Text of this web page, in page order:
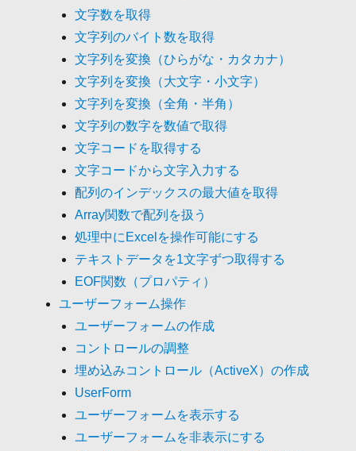
文字数を取得
文字列のバイト数を取得
文字列を変換（ひらがな・カタカナ）
文字列を変換（大文字・小文字）
文字列を変換（全角・半角）
文字列の数字を数値で取得
文字コードを取得する
文字コードから文字入力する
配列のインデックスの最大値を取得
Array関数で配列を扱う
処理中にExcelを操作可能にする
テキストデータを1文字ずつ取得する
EOF関数（プロパティ）
ユーザーフォーム操作
ユーザーフォームの作成
コントロールの調整
埋め込みコントロール（ActiveX）の作成
UserForm
ユーザーフォームを表示する
ユーザーフォームを非表示にする